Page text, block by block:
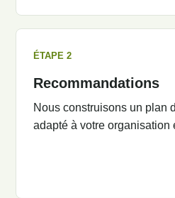
ÉTAPE 2
Recommandations
Nous construisons un plan
adapté à votre organisation